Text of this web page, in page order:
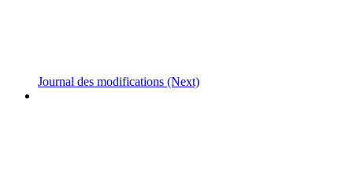
Journal des modifications (Next)